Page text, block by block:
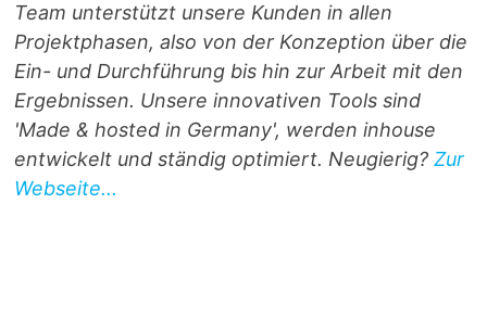
Team unterstützt unsere Kunden in allen
Projektphasen, also von der Konzeption über die
Ein- und Durchführung bis hin zur Arbeit mit den
Ergebnissen. Unsere innovativen Tools sind
'Made & hosted in Germany', werden inhouse
entwickelt und ständig optimiert. Neugierig?Zur
Webseite...